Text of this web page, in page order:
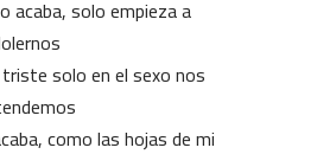
acaba, solo empieza a
solo en el sexo nos
como las hojas de mi